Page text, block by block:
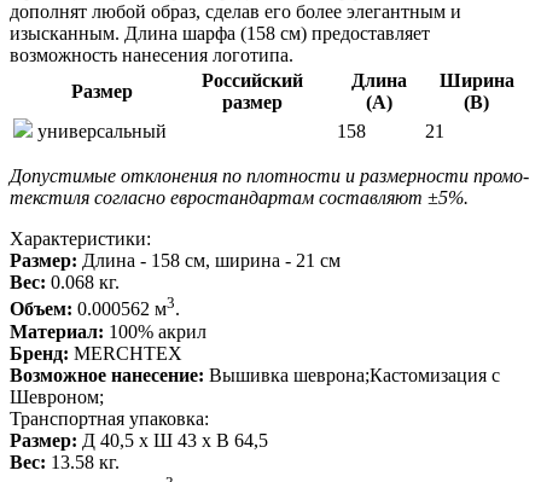
дополнят любой образ, сделав его более элегантным и
изысканным. Длина шарфа (158 см) предоставляет
возможность нанесения логотипа.
Размер
Российский
размер
Длина
(А)
Ширина
(В)
универсальный
158 21
Допустимые отклонения по плотности и размерности промо-
текстиля согласно евростандартам составляют ±5%.
Характеристики:
Размер: Длина - 158 см, ширина - 21 см
Вес: 0.068 кг.
Объем: 0.000562 м3.
Материал: 100% акрил
Бренд: MERCHTEX
Возможное нанесение: Вышивка шеврона;Кастомизация с
Шевроном;
Транспортная упаковка:
Размер: Д 40,5 x Ш 43 x В 64,5
Вес: 13.58 кг.